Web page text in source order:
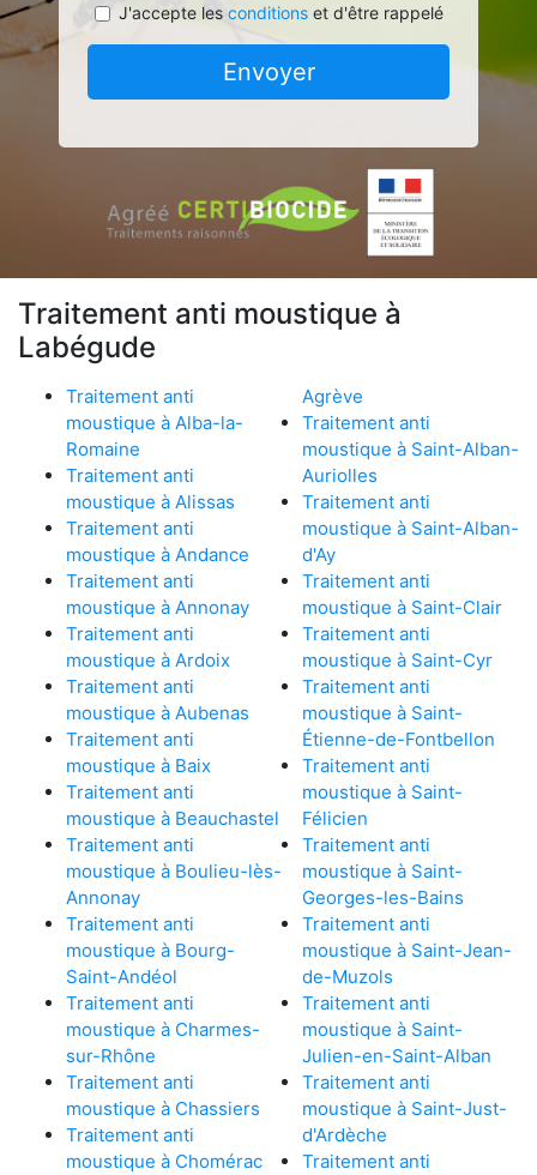
J'accepte les conditionset d'être rappelé
Envoyer
Traitement anti moustique à
Labégude
Traitement anti
moustique à Alba-la-
Romaine
Traitement anti
moustique à Alissas
Traitement anti
moustique à Andance
Traitement anti
moustique à Annonay
Traitement anti
moustique à Ardoix
Traitement anti
moustique à Aubenas
Traitement anti
moustique à Baix
Traitement anti
moustique à Beauchastel
Traitement anti
moustique à Boulieu-lès-
Annonay
Traitement anti
moustique à Bourg-
Saint-Andéol
Traitement anti
moustique à Charmes-
sur-Rhône
Traitement anti
moustique à Chassiers
Traitement anti
moustique à Chomérac
Agrève
Traitement anti
moustique à Saint-Alban-
Auriolles
Traitement anti
moustique à Saint-Alban-
d'Ay
Traitement anti
moustique à Saint-Clair
Traitement anti
moustique à Saint-Cyr
Traitement anti
moustique à Saint-
Étienne-de-Fontbellon
Traitement anti
moustique à Saint-
Félicien
Traitement anti
moustique à Saint-
Georges-les-Bains
Traitement anti
moustique à Saint-Jean-
de-Muzols
Traitement anti
moustique à Saint-
Julien-en-Saint-Alban
Traitement anti
moustique à Saint-Just-
d'Ardèche
Traitement anti